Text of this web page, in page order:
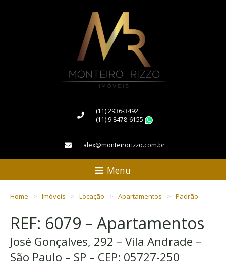
(11) 2936-3492
(11) 9 8478-6155
alex@monteirorizzo.com.br
Menu
Home Imóveis Locação Apartamentos Padrão
REF: 6079 – Apartamentos
José Gonçalves, 292 – Vila Andrade –
São Paulo – SP – CEP: 05727-250